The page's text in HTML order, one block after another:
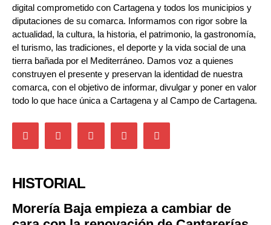
digital comprometido con Cartagena y todos los municipios y
diputaciones de su comarca. Informamos con rigor sobre la
actualidad, la cultura, la historia, el patrimonio, la gastronomía,
el turismo, las tradiciones, el deporte y la vida social de una
tierra bañada por el Mediterráneo. Damos voz a quienes
construyen el presente y preservan la identidad de nuestra
comarca, con el objetivo de informar, divulgar y poner en valor
todo lo que hace única a Cartagena y al Campo de Cartagena.
HISTORIAL
Morería Baja empieza a cambiar de